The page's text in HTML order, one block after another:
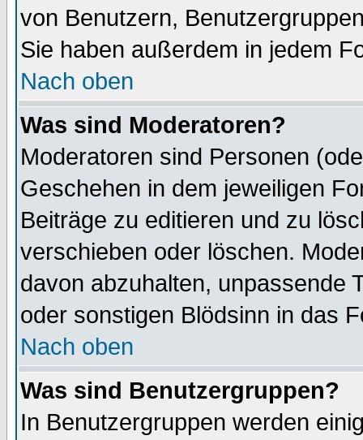
von Benutzern,
Sie haben außerdem in jedem
Nach oben
Was sind Moderatoren?
Moderatoren sind Personen
Geschehen in dem jeweiligen
Beiträge zu editieren und zu
verschieben oder löschen.
davon abzuhalten, unpassende
oder sonstigen Blödsinn in das
Nach oben
Was sind Benutzergruppen?
In Benutzergruppen werden